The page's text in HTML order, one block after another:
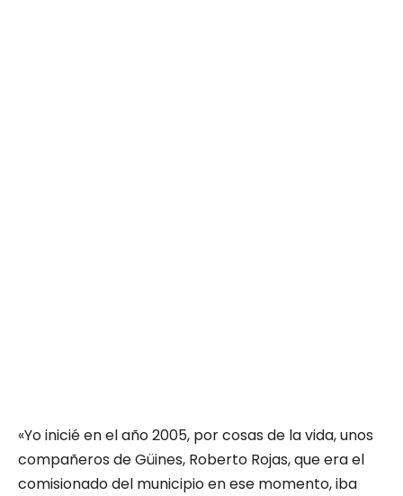
«Yo inicié en el año 2005, por cosas de la vida, unos
compañeros de Güines, Roberto Rojas, que era el
comisionado del municipio en ese momento, iba